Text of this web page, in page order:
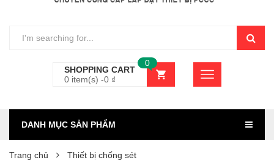
SHOPPING CART
0 item(s) -0 ₫
0
DANH MỤC SẢN PHẨM
Trang chủ
Thiết bị chống sét